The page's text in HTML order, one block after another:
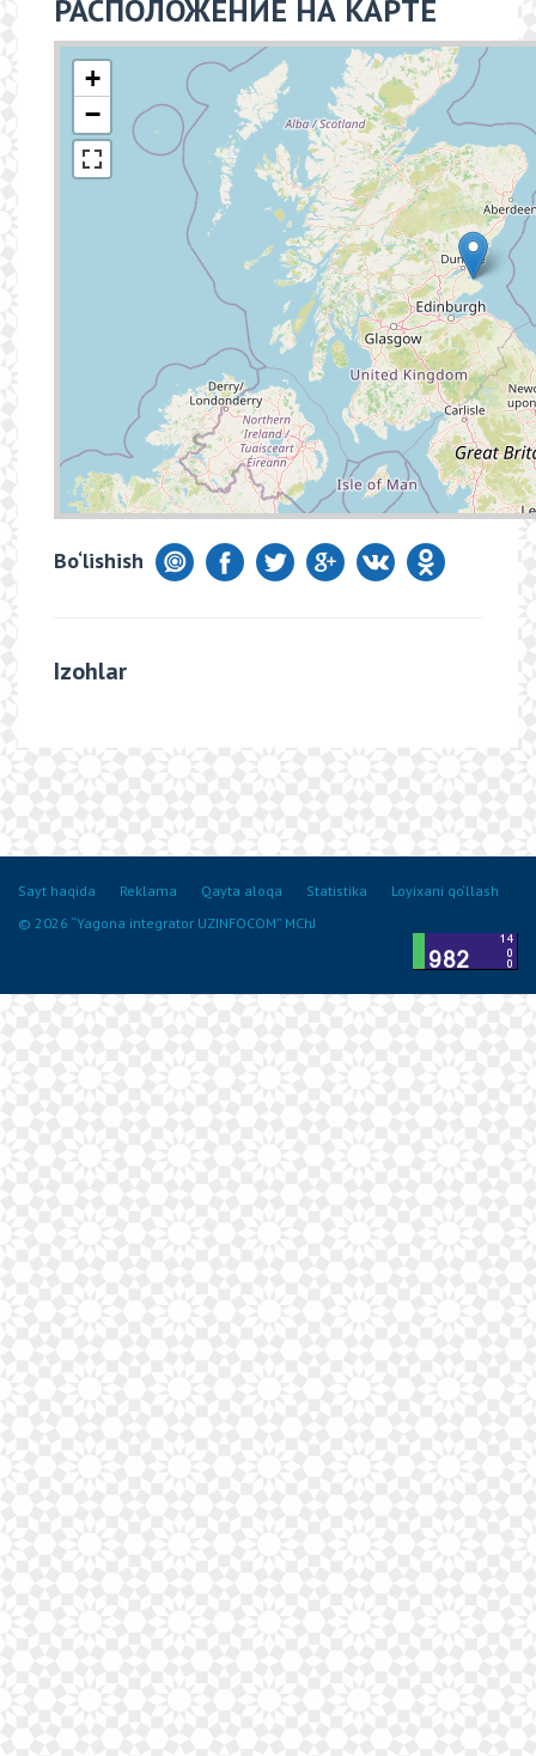
РАСПОЛОЖЕНИЕ НА КАРТЕ
+
−
Bo‘lishish
Izohlar
Sayt haqida Reklama Qayta aloqa Statistika
Loyixani qo‘llash
© 2026 “Yagona integrator UZINFOCOM” MChJ